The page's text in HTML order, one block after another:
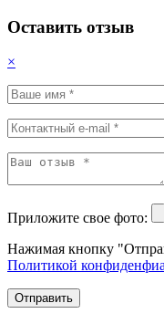
Оставить отзыв
×
Приложите свое фото:
Нажимая кнопку
Политикой
Отправить